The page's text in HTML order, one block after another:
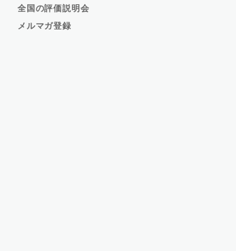
全国の評価説明会
メルマガ登録